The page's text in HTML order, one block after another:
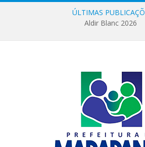
ÚLTIMAS
Aldir Blanc 2026